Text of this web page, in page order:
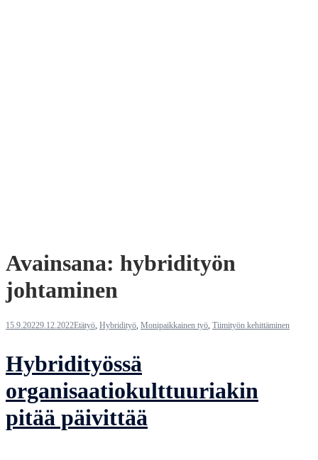
Avainsana: hybridityön
johtaminen
15.9.20229.12.2022Etätyö, Hybridityö, Monipaikkainen työ, Tiimityön kehittäminen
Hybridityössä
organisaatiokulttuuriakin
pitää päivittää